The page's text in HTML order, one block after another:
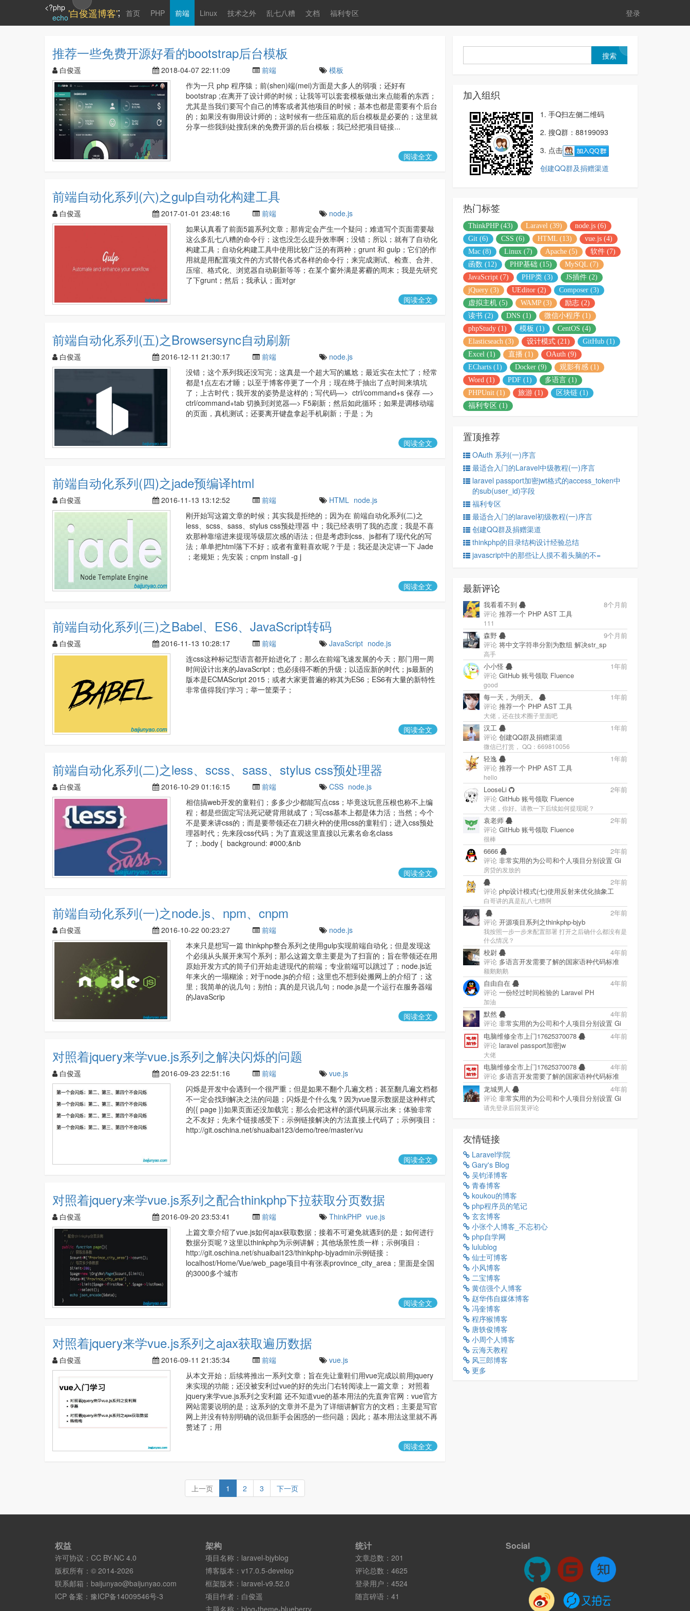
<?php
echo'白俊遥博客'; 首页 PHP 前端 Linux 技术之外 乱七八糟 文档 福利专区 登录
推荐一些免费开源好看的bootstrap后台模板
白俊遥 2018-04-07 22:11:09 前端
模板
作为一只 php 程序猿；前(shen)端(mei)方面是大多人的弱项；还好有
bootstrap ;在离开了设计师的时候；让我等可以套套模板做出来点能看的东西；
尤其是当我们要写个自己的博客或者其他项目的时候；基本也都是需要有个后台
的；如果没有御用设计师的；这时候有一些压箱底的后台模板是必要的；这里就
分享一些我到处搜刮来的免费开源的后台模板；我已经把项目链接...
阅读全文
前端自动化系列(六)之gulp自动化构建工具
白俊遥 2017-01-01 23:48:16 前端
node.js
如果认真看了前面5篇系列文章；那肯定会产生一个疑问；难道写个页面需要敲
这么多乱七八糟的命令行；这也没怎么提升效率啊；没错；所以；就有了自动化
构建工具；自动化构建工具中使用比较广泛的有两种；grunt 和 gulp；它们的作
用就是用配置项文件的方式替代各式各样的命令行；来完成测试、检查、合并、
压缩、格式化、浏览器自动刷新等等；在某个窗外满是雾霾的周末；我是先研究
了下grunt；然后；我承认；面对gr
阅读全文
前端自动化系列(五)之Browsersync自动刷新
白俊遥 2016-12-11 21:30:17 前端
node.js
没错；这个系列我还没写完；这真是一个超大写的尴尬；最近实在太忙了；经常
都是1点左右才睡；以至于博客停更了一个月；现在终于抽出了点时间来填坑
了；上古时代；我开发的姿势是这样的；写代码—> ctrl/command+s 保存 —>
ctrl/command+tab 切换到浏览器—> F5刷新；然后如此循环；如果是调移动端
的页面，真机测试；还要离开键盘拿起手机刷新；于是；为
阅读全文
前端自动化系列(四)之jade预编译html
白俊遥 2016-11-13 13:12:52 前端 HTML node.js
刚开始写这篇文章的时候；其实我是拒绝的；因为在 前端自动化系列(二)之
less、scss、sass、stylus css预处理器 中；我已经表明了我的态度；我是不喜
欢那种靠缩进来提现等级层次感的语法；但是考虑到css、js都有了现代化的写
法；单单把html落下不好；或者有童鞋喜欢呢？于是；我还是决定讲一下 Jade
；老规矩；先安装；cnpm install -g j
阅读全文
前端自动化系列(三)之Babel、ES6、JavaScript转码
白俊遥 2016-11-13 10:28:17 前端 JavaScript node.js
连css这种标记型语言都开始进化了；那么在前端飞速发展的今天；那门用一周
时间设计出来的JavaScript；也必须得不断的升级；以适应新的时代；js最新的
版本是ECMAScript 2015；或者大家更普遍的称其为ES6；ES6有大量的新特性
非常值得我们学习；举一筐栗子；
阅读全文
前端自动化系列(二)之less、scss、sass、stylus css预处理器
白俊遥 2016-10-29 01:16:15 前端 CSS node.js
相信搞web开发的童鞋们；多多少少都能写点css；毕竟这玩意压根也称不上编
程；都是些固定写法死记硬背用就成了；写css基本上都是体力活；当然；今个
不是要来讲css的；而是要带领还在刀耕火种的使用css的童鞋们；进入css预处
理器时代；先来段css代码；为了直观这里直接以元素名命名class
了；.body { background: #000;&nb
阅读全文
前端自动化系列(一)之node.js、npm、cnpm
白俊遥 2016-10-22 00:23:27 前端
node.js
本来只是想写一篇 thinkphp整合系列之使用gulp实现前端自动化；但是发现这
个必须从头展开来写个系列；那么这篇文章主要是为了扫盲的；旨在带领还在用
原始开发方式的筒子们开始走进现代的前端；专业前端可以跳过了；node.js近
年来火的一塌糊涂；对于node.js的介绍；这里也不想到处搬网上的介绍了；这
里；我简单的说几句；别怕；真的是只说几句；node.js是一个运行在服务器端
的JavaScrip
阅读全文
对照着jquery来学vue.js系列之解决闪烁的问题
白俊遥 2016-09-23 22:51:16 前端
vue.js
闪烁是开发中会遇到一个很严重；但是如果不翻个几遍文档；甚至翻几遍文档都
不一定会找到解决之法的问题；闪烁是个什么鬼？因为vue显示数据是这种样式
的{{ page }}如果页面还没加载完；那么会把这样的源代码展示出来；体验非常
之不友好；先来个链接感受下：示例链接解决的方法直接上代码了；示例项目：
http://git.oschina.net/shuaibai123/demo/tree/master/vu
阅读全文
对照着jquery来学vue.js系列之配合thinkphp下拉获取分页数据
白俊遥 2016-09-20 23:53:41 前端 ThinkPHP vue.js
上篇文章介绍了vue.js如何ajax获取数据；接着不可避免就遇到的是；如何进行
数据分页呢？这里以thinkphp为示例讲解；其他场景性质一样；示例项目：
http://git.oschina.net/shuaibai123/thinkphp-bjyadmin示例链接：
localhost/Home/Vue/web_page项目中有张表province_city_area；里面是全国
的3000多个城市
阅读全文
对照着jquery来学vue.js系列之ajax获取遍历数据
白俊遥 2016-09-11 21:35:34 前端
vue.js
从本文开始；后续将推出一系列文章；旨在先让童鞋们用vue完成以前用jquery
来实现的功能；还没被安利过vue的好的先出门右转阅读上一篇文章； 对照着
jquery来学vue.js系列之安利篇 还不知道vue的基本用法的先直奔官网：vue官方
网站需要说明的是；这系列的文章并不是为了详细讲解官方的文档；主要是写官
网上并没有特别明确的说但新手会困惑的一些问题；因此；基本用法这里就不再
赘述了；用
阅读全文
上一页 1 2 3 下一页
加入组织
1. 手Q扫左侧二维码
2. 搜Q群：88199093
3. 点击
创建QQ群及捐赠渠道
热门标签
ThinkPHP (43) Laravel (39)
node.js (6)
Git (6)
CSS (6) HTML (13)
vue.js (4)
Mac (8)
Linux (7) Apache (5)
软件 (7)
函数 (12)
PHP基础 (15)
MySQL (7)
JavaScript (7)
PHP类 (3)
JS插件 (2)
jQuery (3)
UEditor (2)
Composer (3)
虚拟主机 (5)
WAMP (3)
励志 (2)
读书 (2)
DNS (1)
微信小程序 (1)
phpStudy (1)
模板 (1)
CentOS (4)
Elasticseach (3)
设计模式 (21)
GitHub (1)
Excel (1)
直播 (1)
OAuth (9)
ECharts (1)
Docker (9)
观影有感 (1)
Word (1)
PDF (1)
多语言 (1)
PHPUnit (1)
旅游 (1)
区块链 (1)
福利专区 (1)
置顶推荐
OAuth 系列(一)序言
最适合入门的Laravel中级教程(一)序言
laravel passport加密jwt格式的access_token中
的sub(user_id)字段
福利专区
最适合入门的laravel初级教程(一)序言
创建QQ群及捐赠渠道
thinkphp的目录结构设计经验总结
javascript中的那些让人摸不着头脑的不=
最新评论
我看看不到
8个月前
评论 推荐一个 PHP AST 工具
111
森野
9个月前
评论 将中文字符串分割为数组 解决str_sp
高手
小小怪
1年前
评论 GitHub 账号领取 Fluence
good
每一天，为明天。
1年前
评论 推荐一个 PHP AST 工具
大佬，还在技术圈子里面吧
汉工
1年前
评论 创建QQ群及捐赠渠道
微信已打赏， QQ：669810056
轻逸
1年前
评论 推荐一个 PHP AST 工具
hello
LooseLi
2年前
评论 GitHub 账号领取 Fluence
大佬，你好。请教一下后续如何提现呢？
袁老师
2年前
评论 GitHub 账号领取 Fluence
很棒
6666
2年前
评论 非常实用的为公司和个人项目分别设置 Gi
房贷的发放的
2年前
评论 php设计模式(七)使用反射来优化抽象工
白哥讲的真是乱八七糟啊
2年前
评论 开源项目系列之thinkphp-bjyb
我按照一步一步来配置部署 打开之后确什么都没有是
什么情况？
校尉
4年前
评论 多语言开发需要了解的国家语种代码标准
额鹅鹅鹅
自由自在
4年前
评论 一份经过时间检验的 Laravel PH
加油
默然
4年前
评论 非常实用的为公司和个人项目分别设置 Gi
电脑维修全市上门17625370078
4年前
评论 laravel passport加密jw
大佬
电脑维修全市上门17625370078
4年前
评论 多语言开发需要了解的国家语种代码标准
龙城男人
4年前
评论 非常实用的为公司和个人项目分别设置 Gi
请先登录后回复评论
友情链接
Laravel学院
Gary's Blog
吴钧泽博客
青春博客
koukou的博客
php程序员的笔记
玄玄博客
小张个人博客_不忘初心
php自学网
lulublog
仙士可博客
小风博客
二宝博客
黄信强个人博客
赵华伟自媒体博客
冯奎博客
程序猴博客
唐轶俊博客
小周个人博客
云海天教程
风三郎博客
更多
权益
许可协议： CC BY-NC 4.0
版权所有：© 2014-2026
联系邮箱： baijunyao@baijunyao.com
ICP 备案： 豫ICP备14009546号-3
架构
项目名称： laravel-bjyblog
博客版本： v17.0.5-develop
框架版本： laravel-v9.52.0
项目作者： 白俊遥
主题名称： blog-theme-blueberry
统计
文章总数：201
评论总数：4625
登录用户：4524
随言碎语：41
Social